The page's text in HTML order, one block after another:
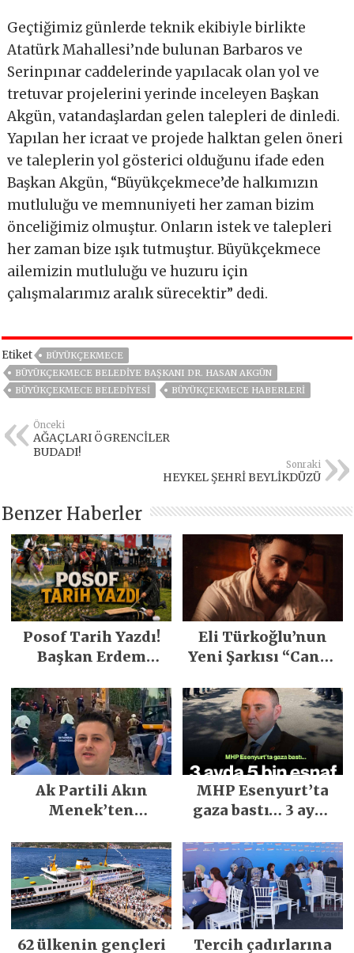
Geçtiğimiz günlerde teknik ekibiyle birlikte
Atatürk Mahallesi’nde bulunan Barbaros ve
Serinpınar caddelerinde yapılacak olan yol ve
tretuvar projelerini yerinde inceleyen Başkan
Akgün, vatandaşlardan gelen talepleri de dinledi.
Yapılan her icraat ve projede halktan gelen öneri
ve taleplerin yol gösterici olduğunu ifade eden
Başkan Akgün, “Büyükçekmece’de halkımızın
mutluluğu ve memnuniyeti her zaman bizim
önceliğimiz olmuştur. Onların istek ve talepleri
her zaman bize ışık tutmuştur. Büyükçekmece
ailemizin mutluluğu ve huzuru için
çalışmalarımız aralık sürecektir” dedi.
Etiket
BÜYÜKÇEKMECE
BÜYÜKÇEKMECE BELEDIYE BAŞKANI DR. HASAN AKGÜN
BÜYÜKÇEKMECE BELEDIYESI
BÜYÜKÇEKMECE HABERLERI
Önceki
AĞAÇLARI ÖGRENCİLER
BUDADI!
Sonraki
HEYKEL ŞEHRİ BEYLİKDÜZÜ
Benzer Haberler
Posof Tarih Yazdı!
Başkan Erdem
Emeğiyle Son
Yılların En Büyük
Festivali
Gerçekleşti
Eli Türkoğlu’nun
Yeni Şarkısı “Canın
İlgi Gördü!..
Ak Partili Akın
Menek’ten
heyelan sonrası
kritik uyarı
MHP Esenyurt’ta
gaza bastı… 3 ayda
edildi
62 ülkenin gençleri Tercih çadırlarına